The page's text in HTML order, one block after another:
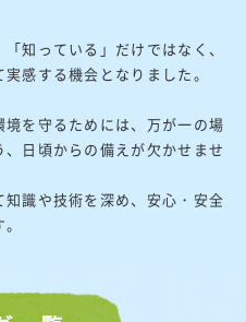
知っている」だけではなく、
感する機会となりました。
を守るためには、万が一の場
日頃からの備えが欠かせませ
識や技術を深め、安心・安全